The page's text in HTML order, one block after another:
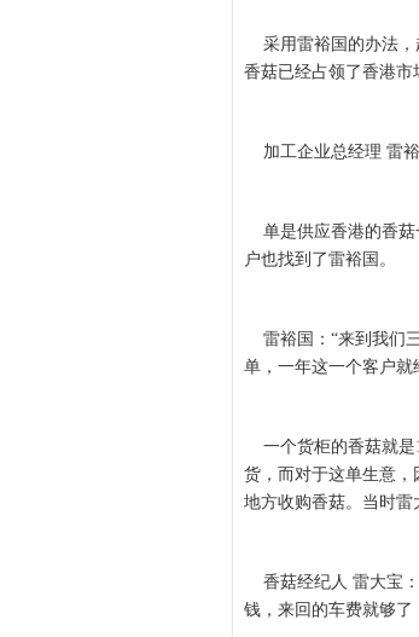
采用雷裕国的办法，
香菇已经占领了香港市
加工企业总经理 雷裕
单是供应香港的香菇
户也找到了雷裕国。
雷裕国：“来到我们
单，一年这一个客户就
一个货柜的香菇就是
货，而对于这单生意
地方收购香菇。当时雷
香菇经纪人 雷大宝：
钱，来回的车费就够了